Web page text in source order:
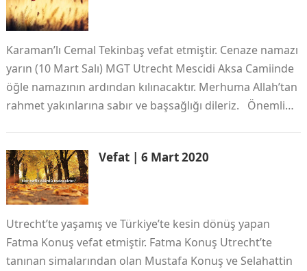
Karaman’lı Cemal Tekinbaş vefat etmiştir. Cenaze namazı
yarın (10 Mart Salı) MGT Utrecht Mescidi Aksa Camiinde
öğle namazının ardından kılınacaktır. Merhuma Allah’tan
rahmet yakınlarına sabır ve başsağlığı dileriz. Önemli…
Vefat | 6 Mart 2020
Utrecht’te yaşamış ve Türkiye’te kesin dönüş yapan
Fatma Konuş vefat etmiştir. Fatma Konuş Utrecht’te
tanınan simalarından olan Mustafa Konuş ve Selahattin